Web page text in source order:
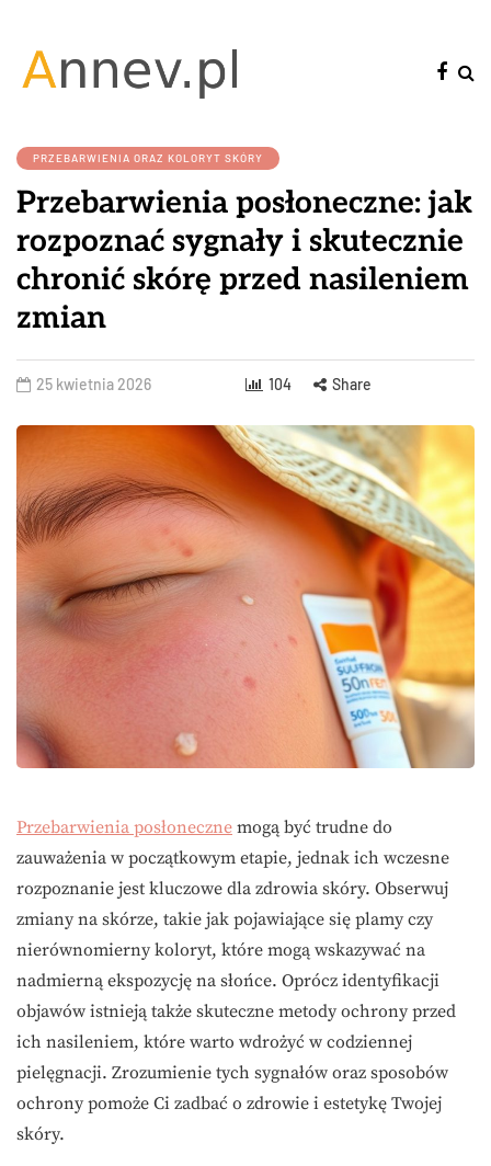
PRZEBARWIENIA ORAZ KOLORYT SKÓRY
Przebarwienia posłoneczne: jak
rozpoznać sygnały i skutecznie
chronić skórę przed nasileniem
zmian
25 kwietnia 2026 104 Share
Przebarwienia posłoneczne mogą być trudne do
zauważenia w początkowym etapie, jednak ich wczesne
rozpoznanie jest kluczowe dla zdrowia skóry. Obserwuj
zmiany na skórze, takie jak pojawiające się plamy czy
nierównomierny koloryt, które mogą wskazywać na
nadmierną ekspozycję na słońce. Oprócz identyfikacji
objawów istnieją także skuteczne metody ochrony przed
ich nasileniem, które warto wdrożyć w codziennej
pielęgnacji. Zrozumienie tych sygnałów oraz sposobów
ochrony pomoże Ci zadbać o zdrowie i estetykę Twojej
skóry.